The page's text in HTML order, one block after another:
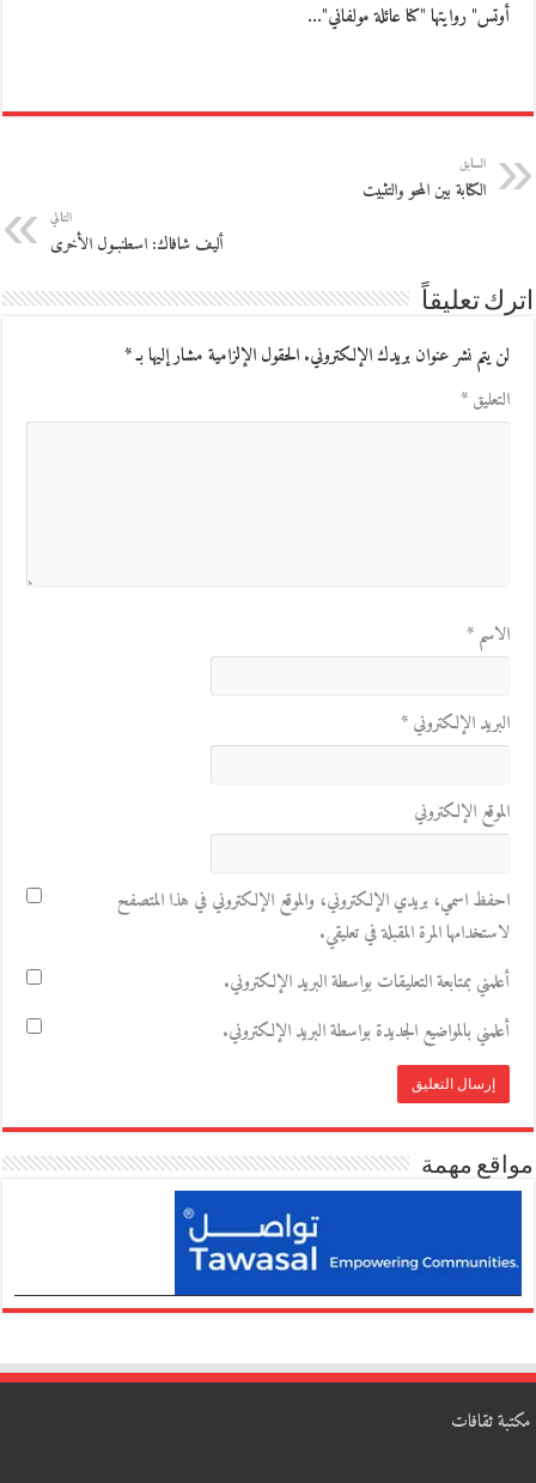
أوتس" روايتها "كنا عائلة مولفاني"…
السابق
الكتابة بين المحو والتثبيت
التالي
أليف شافاك: اسطنبـول الأخرى
اترك تعليقاً
لن يتم نشر عنوان بريدك الإلكتروني.الحقول الإلزامية مشار إليها بـ*
التعليق*
الاسم*
البريد الإلكتروني*
الموقع الإلكتروني
احفظ اسمي، بريدي الإلكتروني، والموقع الإلكتروني في هذا المتصفح
لاستخدامها المرة المقبلة في تعليقي.
أعلمني بمتابعة التعليقات بواسطة البريد الإلكتروني.
أعلمني بالمواضيع الجديدة بواسطة البريد الإلكتروني.
مواقع مهمة
مكتبة ثقافات